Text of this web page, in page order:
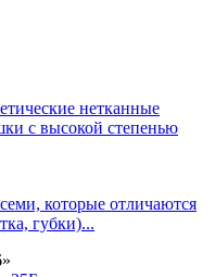
нетканные
с высокой степенью
которые отличаются
губки)...